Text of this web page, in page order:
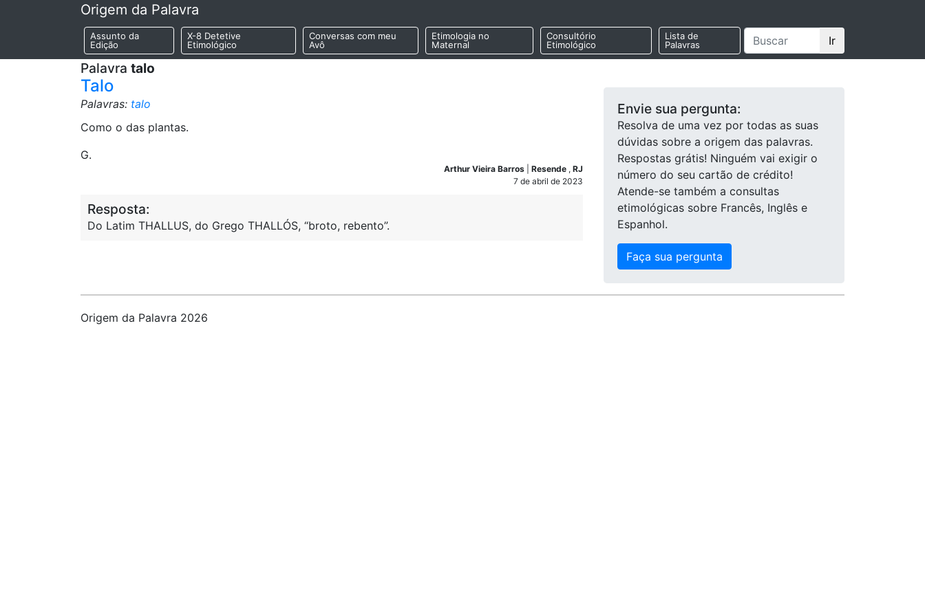
Origem da Palavra
Assunto da
Edição
X-8 Detetive
Etimológico
Conversas com meu
Avô
Etimologia no
Maternal
Consultório
Etimológico
Lista de
Palavras
Ir
Palavra talo
Talo
Palavras: talo
Como o das plantas.
G.
Arthur Vieira Barros Resende , RJ
7 de abril de 2023
Resposta:
Do Latim THALLUS, do Grego THALLÓS, “broto, rebento”.
Envie sua pergunta:
Resolva de uma vez por todas as suas
dúvidas sobre a origem das palavras.
Respostas grátis! Ninguém vai exigir o
número do seu cartão de crédito!
Atende-se também a consultas
etimológicas sobre Francês, Inglês e
Espanhol.
Faça sua pergunta
Origem da Palavra 2026